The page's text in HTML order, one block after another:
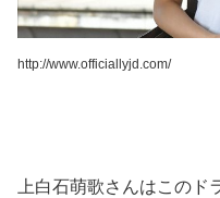
http://www.officiallyjd.com/
上白石萌歌さんはこの